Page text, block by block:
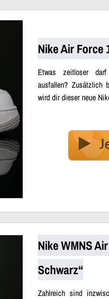
Nike Air Force
Etwas zeitloser
ausfallen? Zusätzlich
wird dir dieser neue
Nike WMNS
Schwarz“
Zahlreich sind